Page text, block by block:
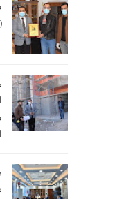
(٤٨١ درجة) والمتعينين على ملاك الدائرة